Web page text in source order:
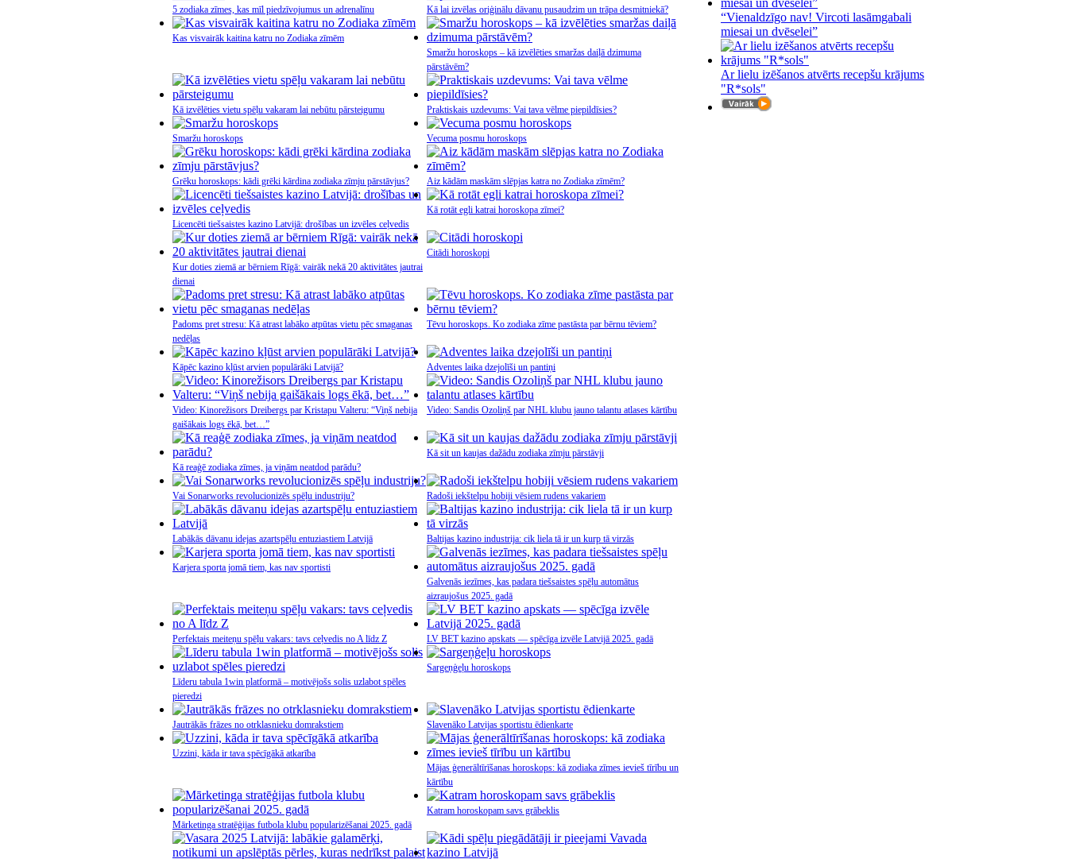
5 zodiaka zīmes, kas mīl piedzīvojumus un adrenalīnu Kā lai izvēlas oriģinālu dāvanu pusaudzim un trāpa desmitniekā?
Kas visvairāk kaitina katru no Zodiaka zīmēm
Smaržu horoskops – kā izvēlēties smaržas daiļā dzimuma
pārstāvēm?
Kā izvēlēties vietu spēļu vakaram lai nebūtu pārsteigumu Praktiskais uzdevums: Vai tava vēlme piepildīsies?
Smaržu horoskops Vecuma posmu horoskops
Grēku horoskops: kādi grēki kārdina zodiaka zīmju pārstāvjus? Aiz kādām maskām slēpjas katra no Zodiaka zīmēm?
Licencēti tiešsaistes kazino Latvijā: drošības un izvēles ceļvedis
Kā rotāt egli katrai horoskopa zīmei?
Kur doties ziemā ar bērniem Rīgā: vairāk nekā 20 aktivitātes jautrai
dienai
Citādi horoskopi
Padoms pret stresu: Kā atrast labāko atpūtas vietu pēc smaganas
nedēļas
Tēvu horoskops. Ko zodiaka zīme pastāsta par bērnu tēviem?
Kāpēc kazino kļūst arvien populārāki Latvijā? Adventes laika dzejolīši un pantiņi
Video: Kinorežisors Dreibergs par Kristapu Valteru: “Viņš nebija
gaišākais logs ēkā, bet…”
Video: Sandis Ozoliņš par NHL klubu jauno talantu atlases kārtību
Kā reaģē zodiaka zīmes, ja viņām neatdod parādu?
Kā sit un kaujas dažādu zodiaka zīmju pārstāvji
Vai Sonarworks revolucionizēs spēļu industriju? Radoši iekštelpu hobiji vēsiem rudens vakariem
Labākās dāvanu idejas azartspēļu entuziastiem Latvijā Baltijas kazino industrija: cik liela tā ir un kurp tā virzās
Karjera sporta jomā tiem, kas nav sportisti
Galvenās iezīmes, kas padara tiešsaistes spēļu automātus
aizraujošus 2025. gadā
Perfektais meiteņu spēļu vakars: tavs ceļvedis no A līdz Z LV BET kazino apskats — spēcīga izvēle Latvijā 2025. gadā
Līderu tabula 1win platformā – motivējošs solis uzlabot spēles
pieredzi
Sargeņģeļu horoskops
Jautrākās frāzes no otrklasnieku domrakstiem Slavenāko Latvijas sportistu ēdienkarte
Uzzini, kāda ir tava spēcīgākā atkarība
Mājas ģenerāltīrīšanas horoskops: kā zodiaka zīmes ievieš tīrību un
kārtību
Mārketinga stratēģijas futbola klubu popularizēšanai 2025. gadā
Katram horoskopam savs grābeklis
“Vienaldzīgo nav! Vircoti lasāmgabali
miesai un dvēselei”
Ar lielu izēšanos atvērts recepšu krājums
"R*sols"